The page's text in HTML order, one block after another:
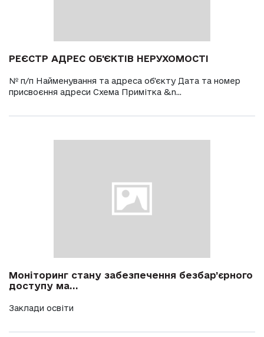
РЕЄСТР АДРЕС ОБ'ЄКТІВ НЕРУХОМОСТІ
№ п/п Найменування та адреса об'єкту Дата та номер
присвоєння адреси Схема Примітка &n...
Моніторинг стану забезпечення безбар’єрного
доступу ма...
Заклади освіти